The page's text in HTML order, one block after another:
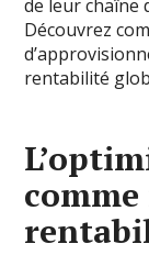
de leur chaîne
Découvrez
rentabilité